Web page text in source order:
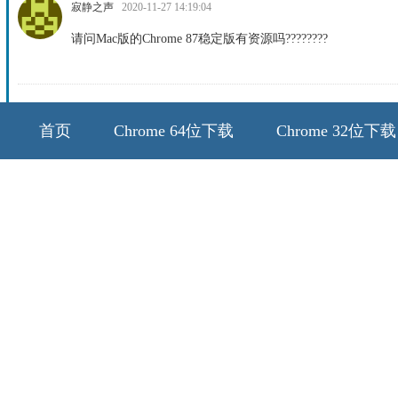
寂静之声 2020-11-27 14:19:04
请问Mac版的Chrome 87稳定版有资源吗????????
首页 Chrome 64位下载 Chrome 32位下载